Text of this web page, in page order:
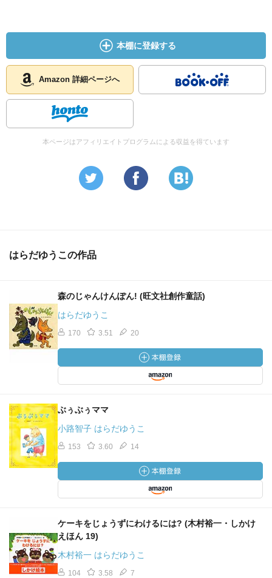
本棚に登録する
Amazon 詳細ページへ
本ページはアフィリエイトプログラムによる収益を得ています
はらだゆうこの作品
森のじゃんけんぽん! (旺文社創作童話)
はらだゆうこ
170 3.51 20
ぶぅぶぅママ
小路智子 はらだゆうこ
153 3.60 14
ケーキをじょうずにわけるには? (木村裕一・しかけ
えほん 19)
木村裕一 はらだゆうこ
104 3.58 7